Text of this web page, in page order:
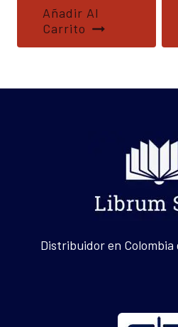
Añadir Al
Carrito
Distribuidor en